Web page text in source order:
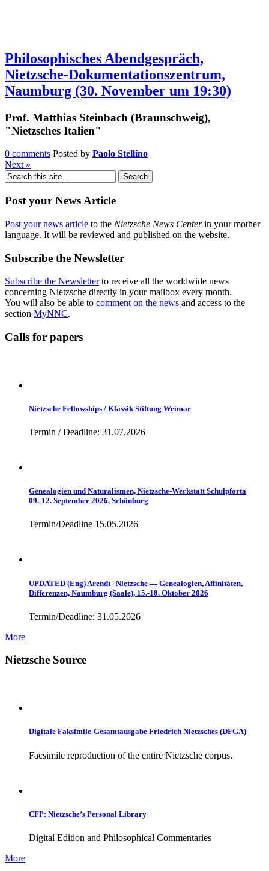
Philosophisches Abendgespräch,
Nietzsche-Dokumentationszentrum,
Naumburg (30. November um 19:30)
Prof. Matthias Steinbach (Braunschweig),
"Nietzsches Italien"
0 comments Posted by Paolo Stellino
Next »
Post your News Article
Post your news article to the Nietzsche News Centerin your mother
language. It will be reviewed and published on the website.
Subscribe the Newsletter
Subscribe the Newsletterto receive all the worldwide news
concerning Nietzsche directly in your mailbox every month.
You will also be able to comment on the news and access to the
section MyNNC.
Calls for papers
Nietzsche Fellowships / Klassik Stiftung Weimar
Termin / Deadline: 31.07.2026
Genealogien und Naturalismen, Nietzsche-Werkstatt Schulpforta
09.-12. September 2026, Schönburg
Termin/Deadline 15.05.2026
UPDATED (Eng) Arendt | Nietzsche — Genealogien, Affinitäten,
Differenzen, Naumburg (Saale), 15.-18. Oktober 2026
Termin/Deadline: 31.05.2026
More
Nietzsche Source
Digitale Faksimile-Gesamtausgabe Friedrich Nietzsches (DFGA)
Facsimile reproduction of the entire Nietzsche corpus.
CFP: Nietzsche’s Personal Library
Digital Edition and Philosophical Commentaries
More